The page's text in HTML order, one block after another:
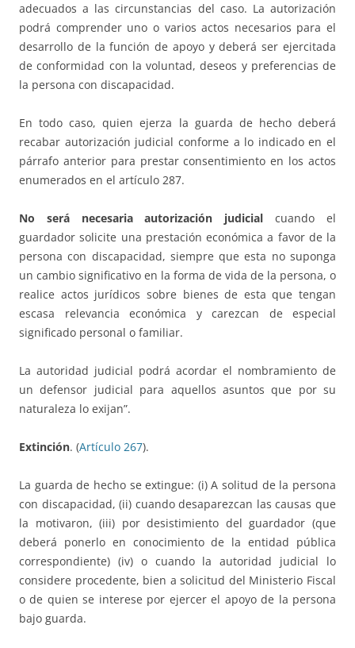
adecuados a las circunstancias del caso. La autorización
podrá comprender uno o varios actos necesarios para el
desarrollo de la función de apoyo y deberá ser ejercitada
de conformidad con la voluntad, deseos y preferencias de
la persona con discapacidad.
En todo caso, quien ejerza la guarda de hecho deberá
recabar autorización judicial conforme a lo indicado en el
párrafo anterior para prestar consentimiento en los actos
enumerados en el artículo 287.
No será necesaria autorización judicialcuando el
guardador solicite una prestación económica a favor de la
persona con discapacidad, siempre que esta no suponga
un cambio significativo en la forma de vida de la persona, o
realice actos jurídicos sobre bienes de esta que tengan
escasa relevancia económica y carezcan de especial
significado personal o familiar.
La autoridad judicial podrá acordar el nombramiento de
un defensor judicial para aquellos asuntos que por su
naturaleza lo exijan”.
Extinción. (Artículo 267).
La guarda de hecho se extingue: (i) A solitud de la persona
con discapacidad, (ii) cuando desaparezcan las causas que
la motivaron, (iii) por desistimiento del guardador (que
deberá ponerlo en conocimiento de la entidad pública
correspondiente) (iv) o cuando la autoridad judicial lo
considere procedente, bien a solicitud del Ministerio Fiscal
o de quien se interese por ejercer el apoyo de la persona
bajo guarda.